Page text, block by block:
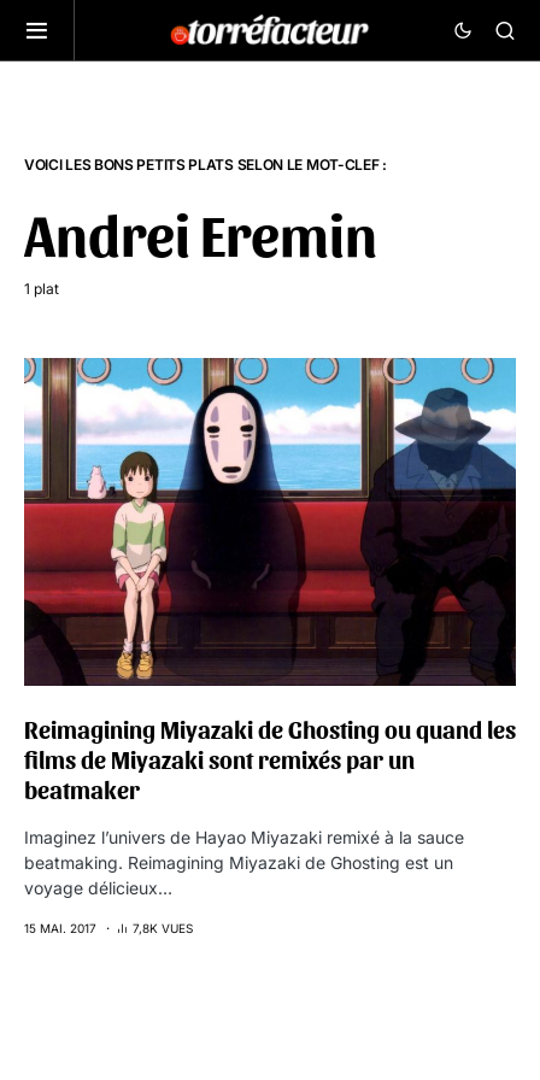
VOICI LES BONS PETITS PLATS SELON LE MOT-CLEF :
Andrei Eremin
1 plat
Reimagining Miyazaki de Ghosting ou quand les
films de Miyazaki sont remixés par un
beatmaker
Imaginez l’univers de Hayao Miyazaki remixé à la sauce
beatmaking. Reimagining Miyazaki de Ghosting est un
voyage délicieux…
15 MAI. 2017 7,8K VUES